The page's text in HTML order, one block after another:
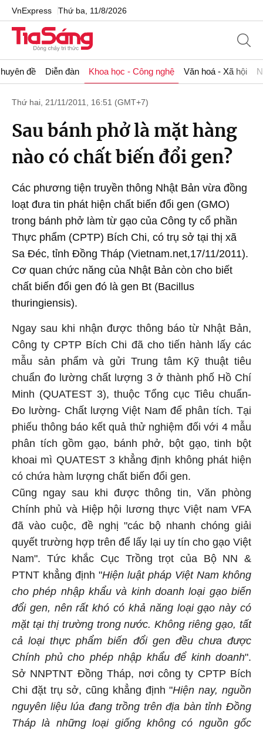
VnExpress Thứ ba, 11/8/2026
đề Diễn đàn Khoa học - Công nghệ Văn hoá - Xã hội
Thứ hai, 21/11/2011, 16:51 (GMT+7)
Sau bánh phở là mặt hàng
nào có chất biến đổi gen?
Các phương tiện truyền thông Nhật Bản vừa đồng
loạt đưa tin phát hiện chất biến đổi gen (GMO)
trong bánh phở làm từ gạo của Công ty cổ phần
Thực phẩm (CPTP) Bích Chi, có trụ sở tại thị xã
Sa Đéc, tỉnh Đồng Tháp (Vietnam.net,17/11/2011).
Cơ quan chức năng của Nhật Bản còn cho biết
chất biến đổi gen đó là gen Bt (Bacillus
thuringiensis).
Ngay sau khi nhận được thông báo từ Nhật Bản,
Công ty CPTP Bích Chi đã cho tiến hành lấy các
mẫu sản phẩm và gửi Trung tâm Kỹ thuật tiêu
chuẩn đo lường chất lượng 3 ở thành phố Hồ Chí
Minh (QUATEST 3), thuộc Tổng cục Tiêu chuẩn-
Đo lường- Chất lượng Việt Nam để phân tích. Tại
phiếu thông báo kết quả thử nghiệm đối với 4 mẫu
phân tích gồm gạo, bánh phở, bột gạo, tinh bột
khoai mì QUATEST 3 khẳng định không phát hiện
có chứa hàm lượng chất biến đổi gen.
Cũng ngay sau khi được thông tin, Văn phòng
Chính phủ và Hiệp hội lương thực Việt nam VFA
đã vào cuộc, đề nghị "các bộ nhanh chóng giải
quyết trường hợp trên để lấy lại uy tín cho gạo Việt
Nam". Tức khắc Cục Trồng trọt của Bộ NN &
PTNT khẳng định "Hiện luật pháp Việt Nam không
cho phép nhập khẩu và kinh doanh loại gạo biến
đổi gen, nên rất khó có khả năng loại gạo này có
mặt tại thị trường trong nước. Không riêng gạo, tất
cả loại thực phẩm biến đổi gen đều chưa được
Chính phủ cho phép nhập khẩu để kinh doanh".
Sở NNPTNT Đồng Tháp, nơi công ty CPTP Bích
Chi đặt trụ sở, cũng khẳng định "Hiện nay, nguồn
nguyên liệu lúa đang trồng trên địa bàn tỉnh Đồng
Tháp là những loại giống không có nguồn gốc